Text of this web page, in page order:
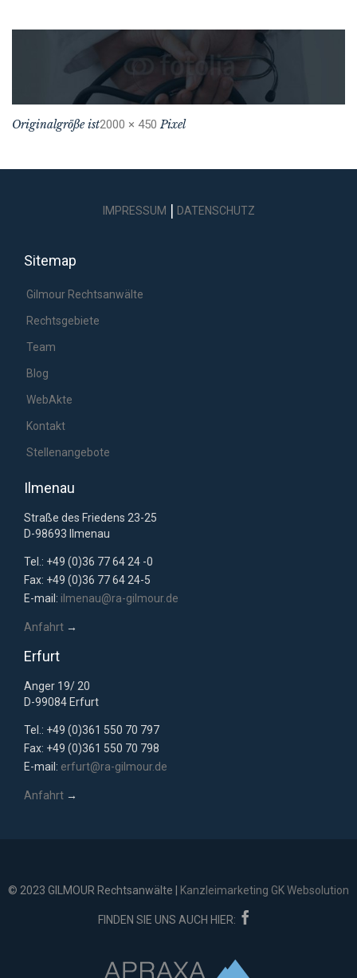
Originalgröße ist2000 × 450 Pixel
IMPRESSUM | DATENSCHUTZ
Sitemap
Gilmour Rechtsanwälte
Rechtsgebiete
Team
Blog
WebAkte
Kontakt
Stellenangebote
Ilmenau
Straße des Friedens 23-25
D-98693 Ilmenau
Tel.: +49 (0)36 77 64 24 -0
Fax: +49 (0)36 77 64 24-5
E-mail: ilmenau@ra-gilmour.de
Anfahrt →
Erfurt
Anger 19/ 20
D-99084 Erfurt
Tel.: +49 (0)361 550 70 797
Fax: +49 (0)361 550 70 798
E-mail: erfurt@ra-gilmour.de
Anfahrt →
© 2023 GILMOUR Rechtsanwälte | Kanzleimarketing GK Websolution
FINDEN SIE UNS AUCH HIER: 